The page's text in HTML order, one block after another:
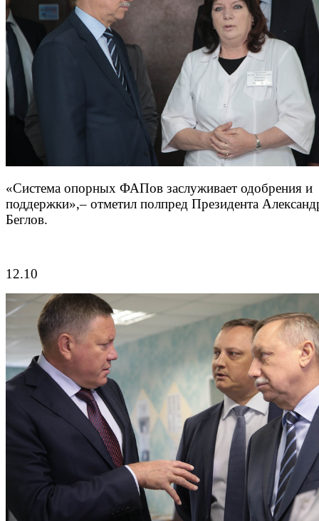
«Система опорных ФАПов заслуживает одобрения и
поддержки»,– отметил полпред Президента
Беглов.
12.10